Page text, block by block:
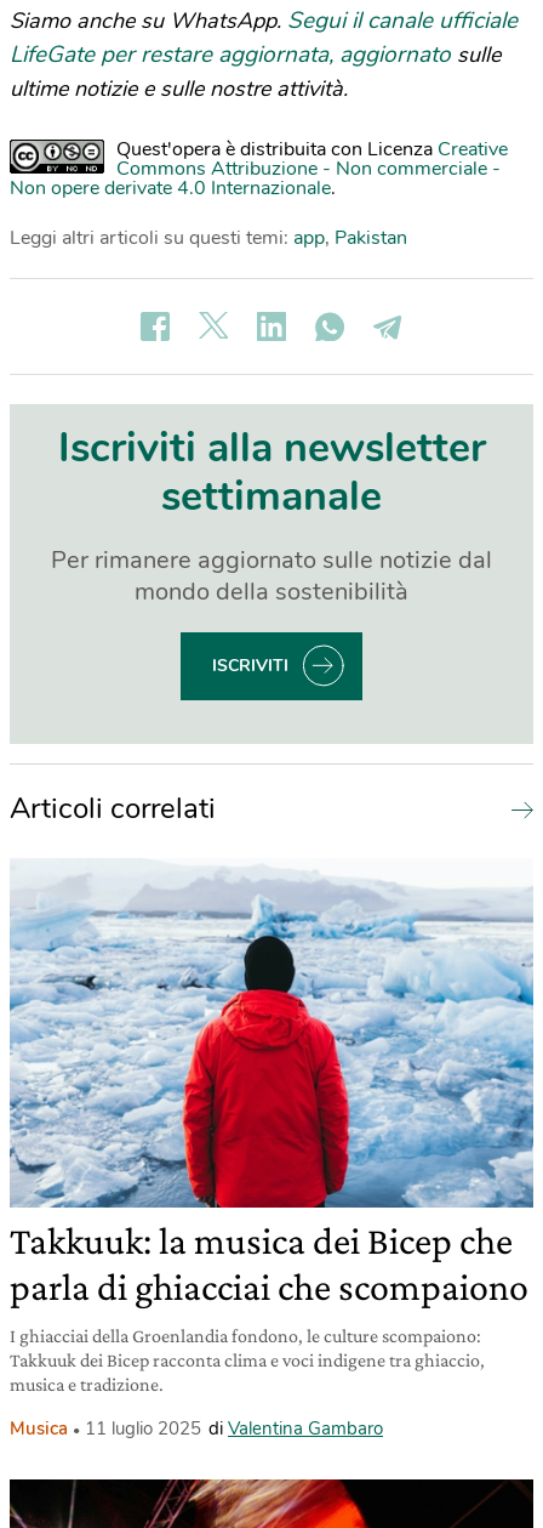
Siamo anche su WhatsApp. Segui il canale ufficiale
LifeGate per restare aggiornata, aggiornato sulle
ultime notizie e sulle nostre attività.
Quest'opera è distribuita con Licenza Creative
Commons Attribuzione - Non commerciale -
Non opere derivate 4.0 Internazionale.
Leggi altri articoli su questi temi: app, Pakistan
Iscriviti alla newsletter
settimanale
Per rimanere aggiornato sulle notizie dal
mondo della sostenibilità
ISCRIVITI
Articoli correlati
Takkuuk: la musica dei Bicep che
parla di ghiacciai che scompaiono
I ghiacciai della Groenlandia fondono, le culture scompaiono:
Takkuuk dei Bicep racconta clima e voci indigene tra ghiaccio,
musica e tradizione.
Musica 11 luglio 2025 di Valentina Gambaro